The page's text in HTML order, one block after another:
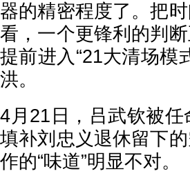
器的精密程度了。把
看，一个更锋利的判
提前进入“21大清场模
洪。
4月21日，吕武钦被
填补刘忠义退休留下
作的“味道”明显不对。